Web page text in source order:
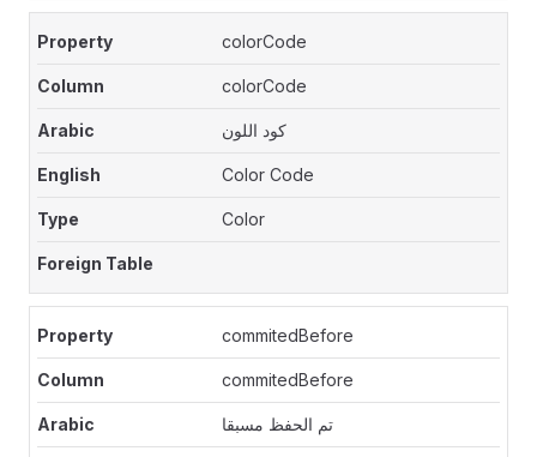
colorCode
colorCode
كود اللون
Color Code
Color
commitedBefore
commitedBefore
تم الحفظ مسبقا